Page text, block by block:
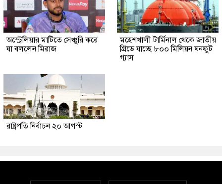
অস্ট্রেলিয়ার মাটিতে সেঞ্চুরি করে
যা বললেন মিরাজ
মহেশখালী টার্মিনাল থেকে জাতীয়
গ্রিডে যাচ্ছে ৮০০ মিলিয়ন ঘনফুট
গ্যাস
রাষ্ট্রপতি নির্বাচন ২০ আগস্ট